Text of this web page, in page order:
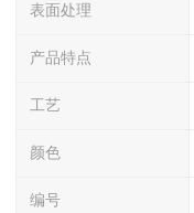
表面处理
产品特点
工艺
颜色
编号